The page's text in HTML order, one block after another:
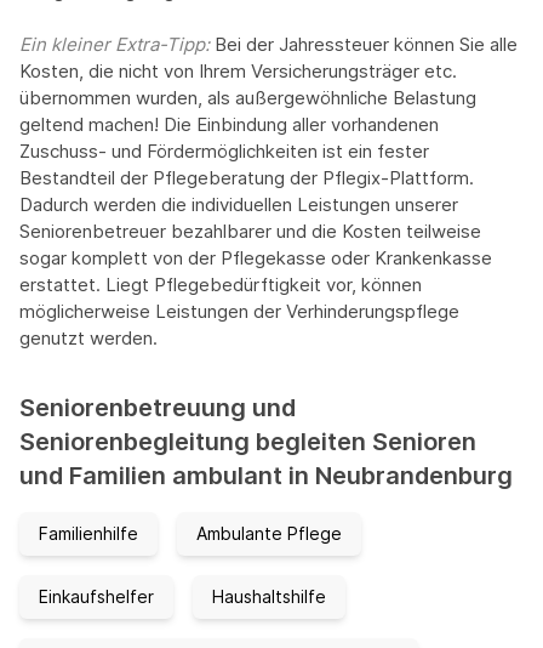
Ein kleiner Extra-Tipp:‍ Bei der Jahressteuer können Sie alle
Kosten, die nicht von Ihrem Versicherungsträger etc.
übernommen wurden, als außergewöhnliche Belastung
geltend machen! Die Einbindung aller vorhandenen
Zuschuss- und Fördermöglichkeiten ist ein fester
Bestandteil der Pflegeberatung der Pflegix-Plattform.
Dadurch werden die individuellen Leistungen unserer
Seniorenbetreuer bezahlbarer und die Kosten teilweise
sogar komplett von der Pflegekasse oder Krankenkasse
erstattet. Liegt Pflegebedürftigkeit vor, können
möglicherweise Leistungen der Verhinderungspflege
genutzt werden.
Seniorenbetreuung und
Seniorenbegleitung begleiten Senioren
und Familien ambulant in Neubrandenburg
Familienhilfe Ambulante Pflege
Einkaufshelfer Haushaltshilfe